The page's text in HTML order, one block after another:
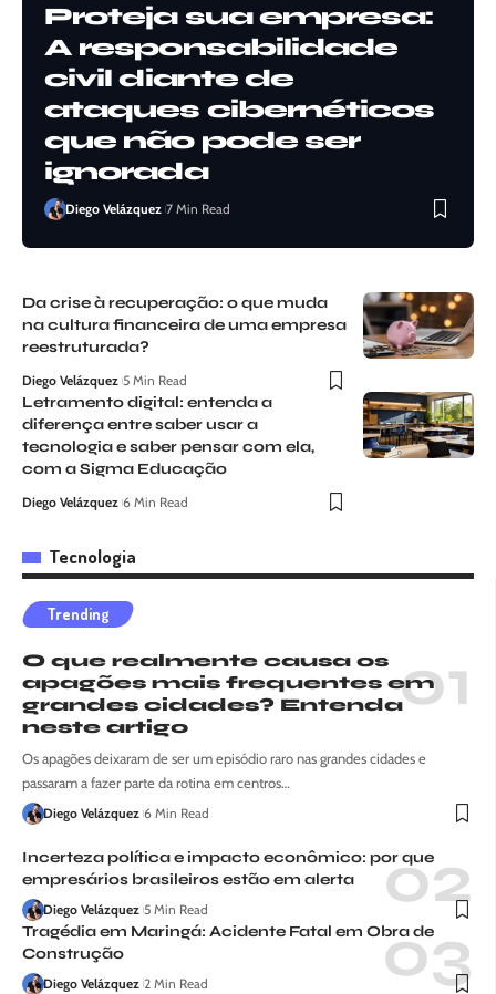
Proteja sua empresa:
A responsabilidade
civil diante de
ataques cibernéticos
que não pode ser
ignorada
Diego Velázquez 7 Min Read
Da crise à recuperação: o que muda
na cultura financeira de uma empresa
reestruturada?
Diego Velázquez 5 Min Read
Letramento digital: entenda a
diferença entre saber usar a
tecnologia e saber pensar com ela,
com a Sigma Educação
Diego Velázquez 6 Min Read
Tecnologia
Trending
O que realmente causa os
apagões mais frequentes em
grandes cidades? Entenda
neste artigo
Os apagões deixaram de ser um episódio raro nas grandes cidades e
passaram a fazer parte da rotina em centros…
Diego Velázquez 6 Min Read
Incerteza política e impacto econômico: por que
empresários brasileiros estão em alerta
Diego Velázquez 5 Min Read
Tragédia em Maringá: Acidente Fatal em Obra de
Construção
Diego Velázquez 2 Min Read